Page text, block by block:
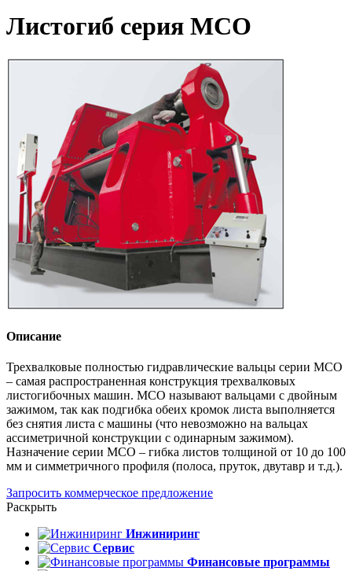
Листогиб серия МСО
Описание
Трехвалковые полностью гидравлические вальцы серии МСО
– самая распространенная конструкция трехвалковых
листогибочных машин. МСО называют вальцами с двойным
зажимом, так как подгибка обеих кромок листа выполняется
без снятия листа с машины (что невозможно на вальцах
ассиметричной конструкции с одинарным зажимом).
Назначение серии МСО – гибка листов толщиной от 10 до 100
мм и симметричного профиля (полоса, пруток, двутавр и т.д.).
Запросить коммерческое предложение
Раскрыть
Инжиниринг
Сервис
Финансовые программы